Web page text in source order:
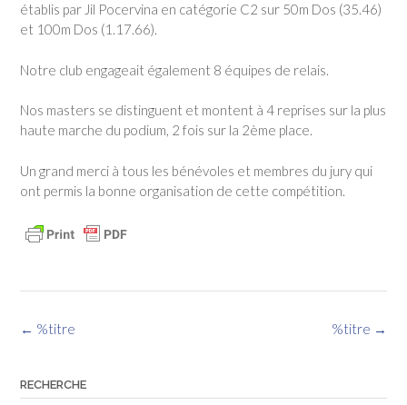
établis par Jil Pocervina en catégorie C2 sur 50m Dos (35.46)
et 100m Dos (1.17.66).
Notre club engageait également 8 équipes de relais.
Nos masters se distinguent et montent à 4 reprises sur la plus
haute marche du podium, 2 fois sur la 2ème place.
Un grand merci à tous les bénévoles et membres du jury qui
ont permis la bonne organisation de cette compétition.
Navigation
%titre →
← %titre
RECHERCHE